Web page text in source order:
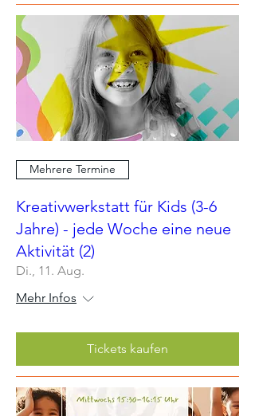
Mehrere Termine
Kreativwerkstatt für Kids (3-6
Jahre) - jede Woche eine neue
Aktivität (2)
Di., 11. Aug.
Mehr Infos
Tickets kaufen